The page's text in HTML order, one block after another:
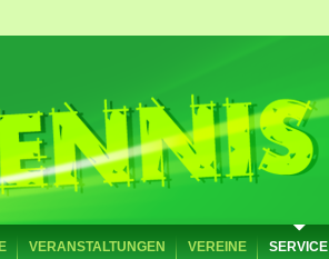
VERANSTALTUNGEN VEREINE SERVICE